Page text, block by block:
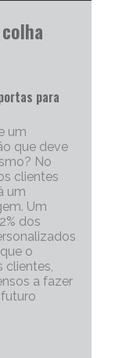
para
um
que deve
No
clientes
um
Um
dos
o
clientes,
a fazer